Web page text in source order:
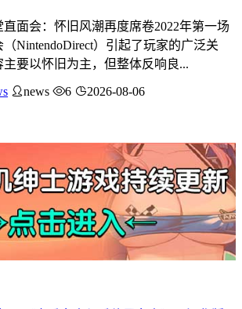
直面会：怀旧风潮再度席卷2022年第一场
NintendoDirect）引起了玩家的广泛关
要以怀旧为主，但整体反响良...
news 6 2026-08-06